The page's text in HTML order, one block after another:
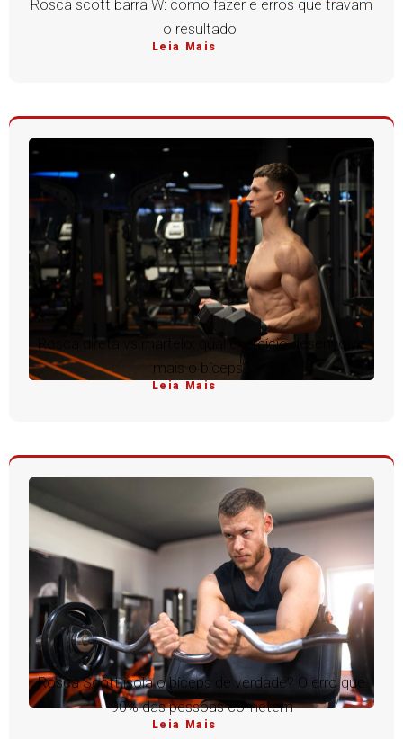
Rosca scott barra W: como fazer e erros que travam
o resultado
Leia Mais
Rosca direta vs martelo: qual exercício desenvolve
mais o bíceps?
Leia Mais
Rosca Scott isola o bíceps de verdade? O erro que
90% das pessoas cometem
Leia Mais